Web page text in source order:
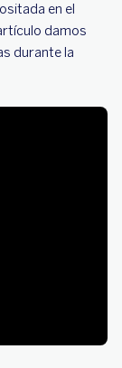
¿Qué
en el
damos
durante la